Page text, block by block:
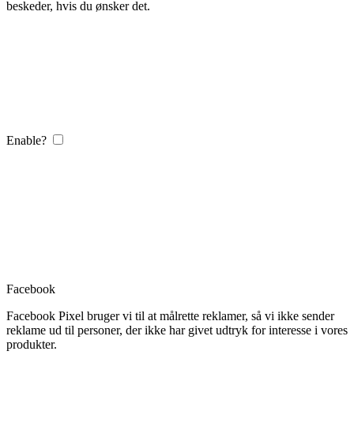
beskeder, hvis du ønsker det.
Enable?
Facebook
Facebook Pixel bruger vi til at målrette reklamer, så vi ikke sender
reklame ud til personer, der ikke har givet udtryk for interesse i vores
produkter.